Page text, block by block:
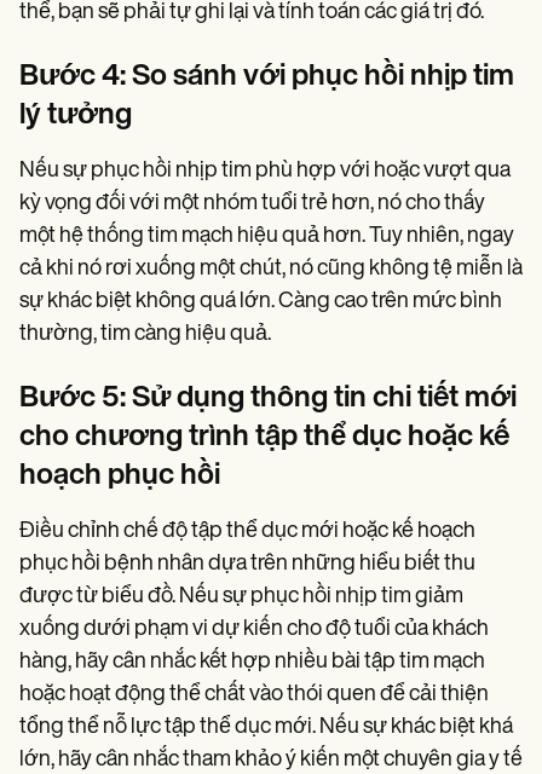
thể, bạn sẽ phải tự ghi lại và tính toán các giá trị đó.
Bước 4: So sánh với phục hồi nhịp tim
lý tưởng
Nếu sự phục hồi nhịp tim phù hợp với hoặc vượt qua
kỳ vọng đối với một nhóm tuổi trẻ hơn, nó cho thấy
một hệ thống tim mạch hiệu quả hơn. Tuy nhiên, ngay
cả khi nó rơi xuống một chút, nó cũng không tệ miễn là
sự khác biệt không quá lớn. Càng cao trên mức bình
thường, tim càng hiệu quả.
Bước 5: Sử dụng thông tin chi tiết mới
cho chương trình tập thể dục hoặc kế
hoạch phục hồi
Điều chỉnh chế độ tập thể dục mới hoặc kế hoạch
phục hồi bệnh nhân dựa trên những hiểu biết thu
được từ biểu đồ. Nếu sự phục hồi nhịp tim giảm
xuống dưới phạm vi dự kiến cho độ tuổi của khách
hàng, hãy cân nhắc kết hợp nhiều bài tập tim mạch
hoặc hoạt động thể chất vào thói quen để cải thiện
tổng thể nỗ lực tập thể dục mới. Nếu sự khác biệt khá
lớn, hãy cân nhắc tham khảo ý kiến một chuyên gia y tế